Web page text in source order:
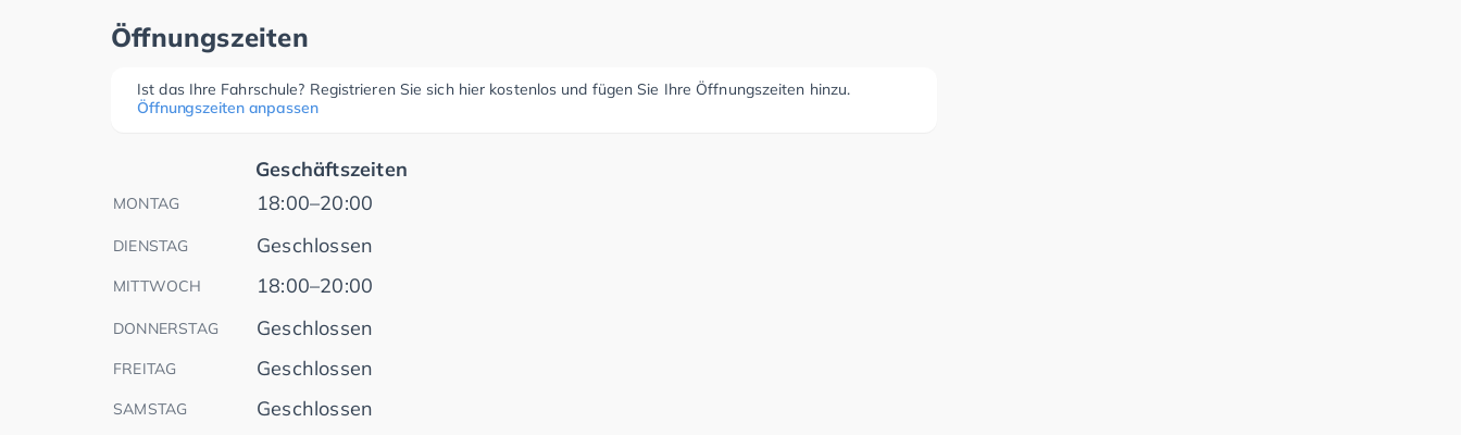
Öffnungszeiten
Ist das Ihre Fahrschule? Registrieren Sie sich hier kostenlos und fügen Sie Ihre Öffnungszeiten hinzu.
Öffnungszeiten anpassen
Geschäftszeiten
MONTAG 18:00–20:00
DIENSTAG Geschlossen
MITTWOCH 18:00–20:00
DONNERSTAG Geschlossen
FREITAG Geschlossen
SAMSTAG Geschlossen